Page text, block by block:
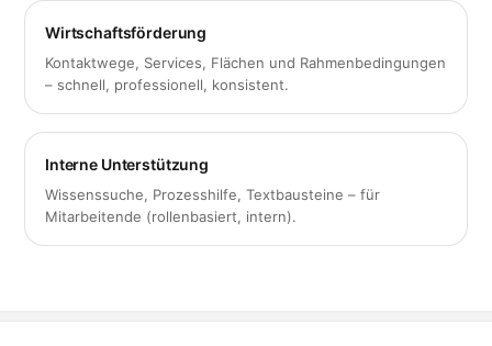
Wirtschaftsförderung
Kontaktwege, Services, Flächen und Rahmenbedingungen
– schnell, professionell, konsistent.
Interne Unterstützung
Wissenssuche, Prozesshilfe, Textbausteine – für
Mitarbeitende (rollenbasiert, intern).